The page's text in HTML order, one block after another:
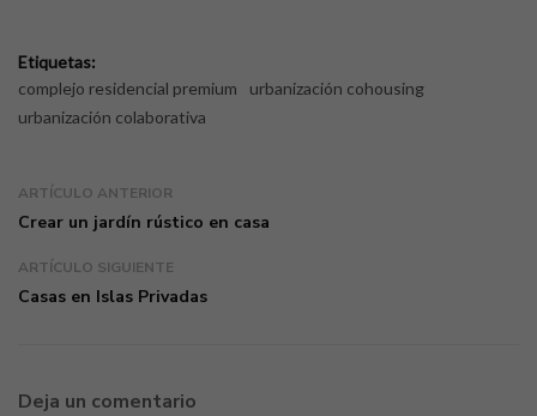
Etiquetas:
complejo residencial premium
urbanización cohousing
urbanización colaborativa
ARTÍCULO ANTERIOR
Crear un jardín rústico en casa
ARTÍCULO SIGUIENTE
Casas en Islas Privadas
Deja un comentario